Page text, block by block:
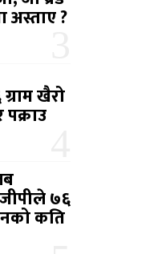
अस्ताए ?
खैरो
७६
कति